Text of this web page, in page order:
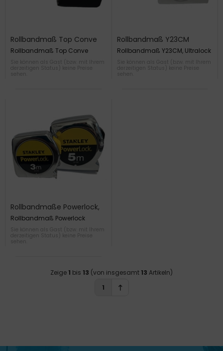
Rollbandmaß Top Conve
mit Feststeller
Rollbandmaß Top Conve
Sie können als Gast (bzw. mit Ihrem
derzeitigen Status) keine Preise
Rollbandmaß Y23CM
Ultralock, verchromtes geh.
Rollbandmaß Y23CM, Ultralock
Sie können als Gast (bzw. mit Ihrem
derzeitigen Status) keine Preise
Rollbandmaße Powerlock,
verchromtes gehäuse
Rollbandmaß Powerlock
Sie können als Gast (bzw. mit Ihrem
derzeitigen Status) keine Preise
Zeige 1 bis 13 (von insgesamt 13 Artikeln)
1